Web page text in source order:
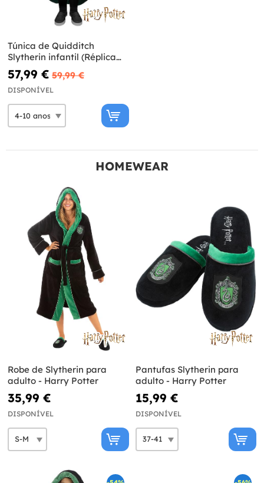
Túnica de Quidditch
Slytherin infantil (Réplica
oficial Collectors) - Harry
Potter
57,99 € 59,99 €
DISPONÍVEL
HOMEWEAR
Robe de Slytherin para
adulto - Harry Potter
35,99 €
DISPONÍVEL
Pantufas Slytherin para
adulto - Harry Potter
15,99 €
DISPONÍVEL